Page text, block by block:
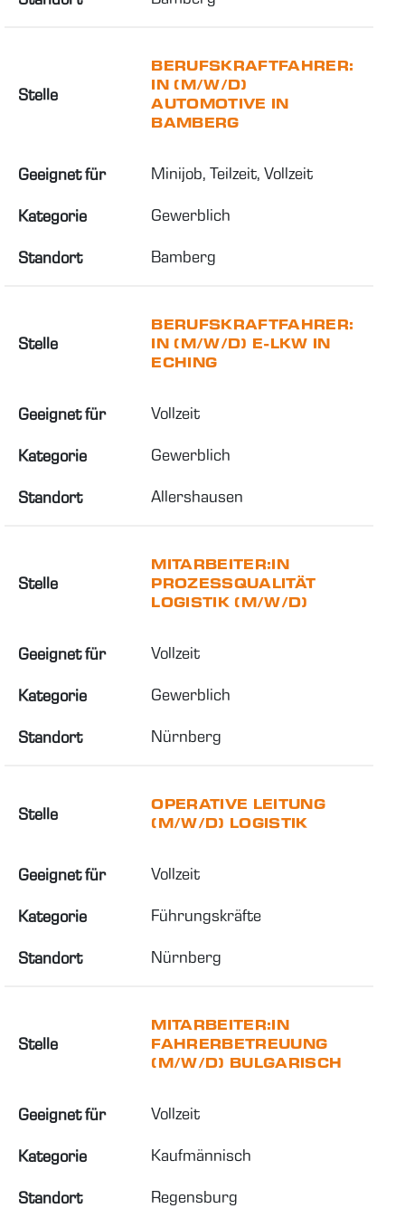
Stelle
BERUFSKRAFTFAHRER:
IN (M/W/D)
AUTOMOTIVE IN
BAMBERG
Geeignet für Minijob, Teilzeit, Vollzeit
Kategorie Gewerblich
Standort Bamberg
Stelle
BERUFSKRAFTFAHRER:
IN (M/W/D) E-LKW IN
ECHING
Geeignet für Vollzeit
Kategorie Gewerblich
Standort Allershausen
Stelle
MITARBEITER:IN
PROZESSQUALITÄT
LOGISTIK (M/W/D)
Geeignet für Vollzeit
Kategorie Gewerblich
Standort Nürnberg
Stelle
OPERATIVE LEITUNG
(M/W/D) LOGISTIK
Geeignet für Vollzeit
Kategorie Führungskräfte
Standort Nürnberg
Stelle
MITARBEITER:IN
FAHRERBETREUUNG
(M/W/D) BULGARISCH
Geeignet für Vollzeit
Kategorie Kaufmännisch
Standort Regensburg